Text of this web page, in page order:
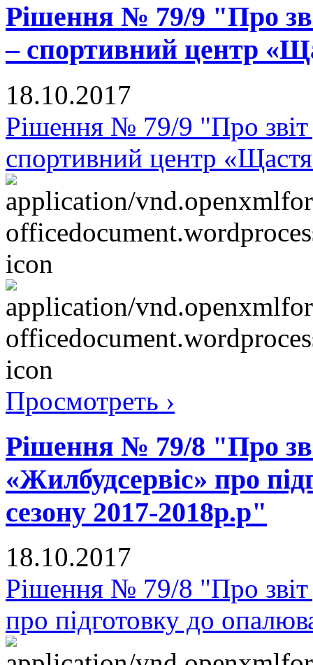
Рішення № 79/9 "Про
– спортивний центр
18.10.2017
Рішення № 79/9 "Про
спортивний центр
Просмотреть ›
Рішення № 79/8 "Про
«Жилбудсервіс» про
сезону 2017-2018р.р"
18.10.2017
Рішення № 79/8 "Про
про підготовку до